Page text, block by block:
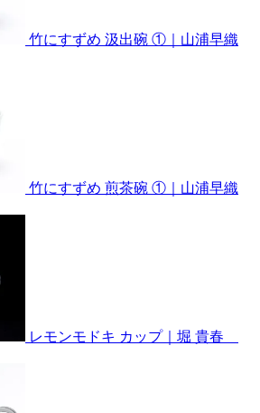
竹にすずめ 汲出碗 ①｜山浦早織
竹にすずめ 煎茶碗 ①｜山浦早織
レモンモドキ カップ｜堀 貴春